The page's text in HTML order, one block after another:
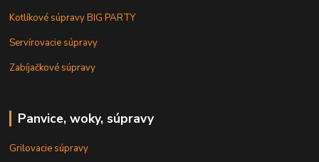
Kotlíkové súpravy BIG PARTY
Servírovacie súpravy
Zabíjačkové súpravy
Panvice, woky, súpravy
Grilovacie súpravy